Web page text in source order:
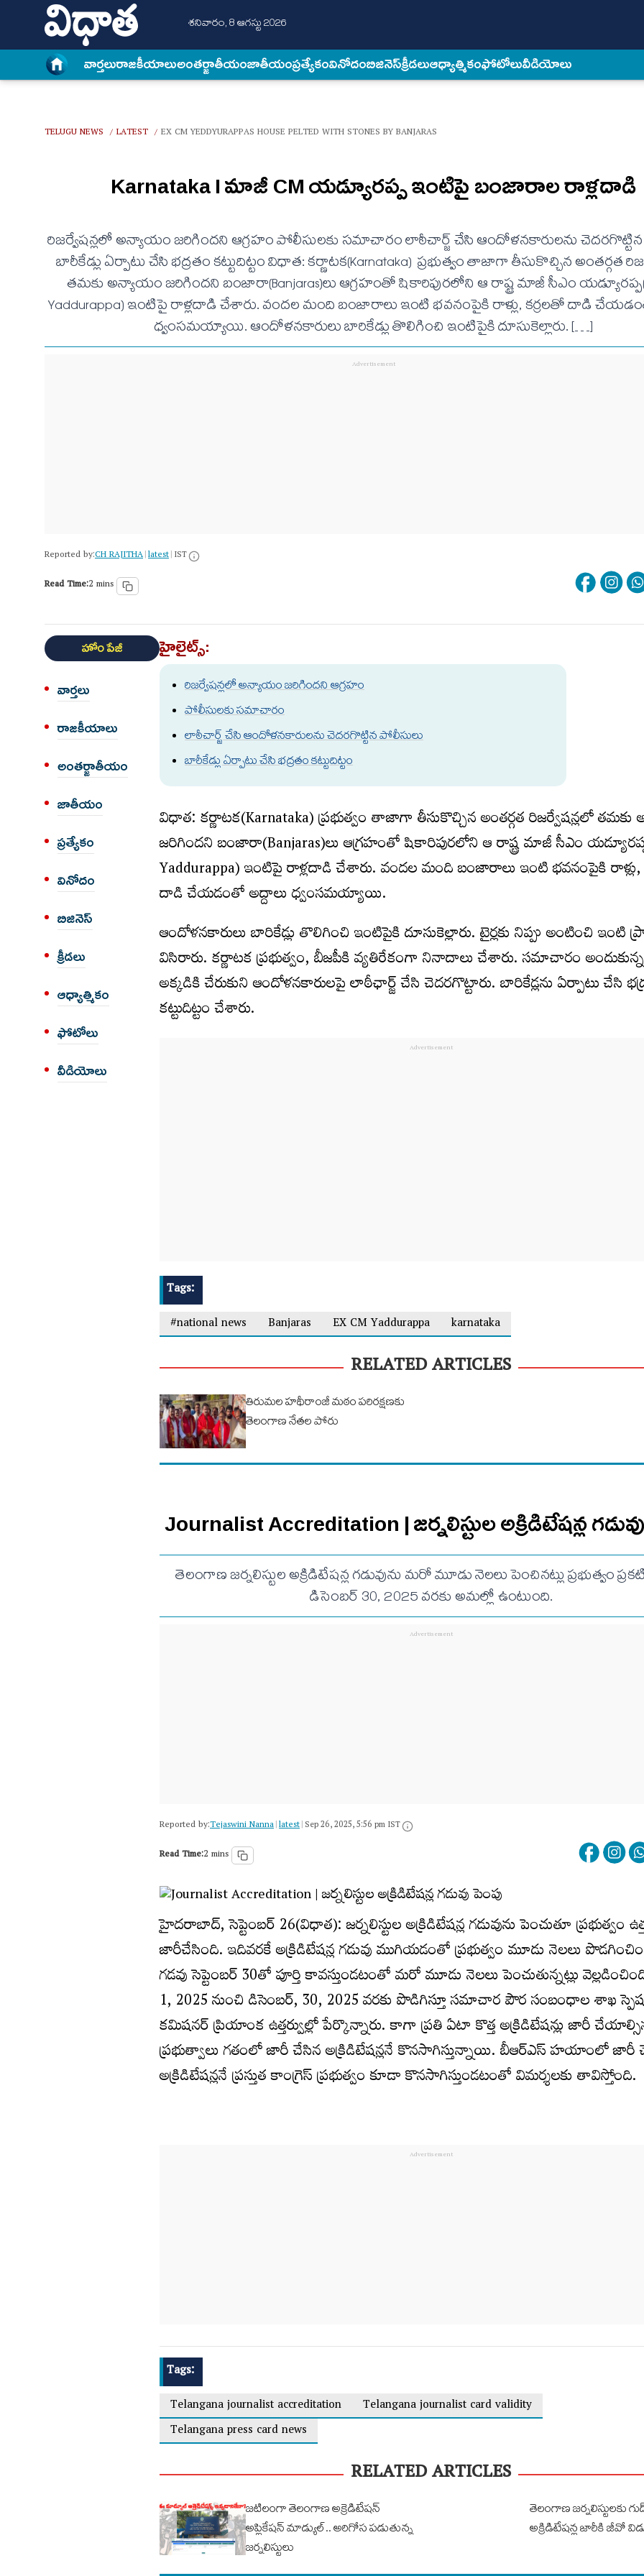
శనివారం, 8 ఆగస్టు 2026
వార్త‌లురాజకీయాలుఅంత‌ర్జాతీయంజాతీయంప్రత్యేకంవినోదంబిజినెస్క్రీడలుఆధ్యాత్మికంఫోటోలువీడియోలు
TELUGU NEWS / LATEST / EX CM YEDDYURAPPAS HOUSE PELTED WITH STONES BY BANJARAS
Karnataka I మాజీ CM య‌డ్యూర‌ప్ప ఇంటిపై బంజారాల రాళ్ల‌దాడి
రిజ‌ర్వేష‌న్ల‌లో అన్యాయం జ‌రిగింద‌ని ఆగ్ర‌హం పోలీసుల‌కు స‌మాచారం లాఠీచార్జ్ చేసి ఆందోళ‌న‌కారుల‌ను
బారీకేడ్లు ఏర్పాటు చేసి భ‌ద్ర‌తం క‌ట్టుదిట్టం విధాత‌: కర్ణాటక(Karnataka) ప్రభుత్వం తాజాగా తీసుకొచ్చిన అంతర్గత
తమకు అన్యాయం జరిగిందని బంజారా(Banjaras)లు ఆగ్రహంతో షికారిపురలోని ఆ రాష్ట్ర మాజీ సీఎం
Yaddurappa) ఇంటిపై రాళ్లదాడి చేశారు. వందల మంది బంజారాలు ఇంటి భవనంపైకి రాళ్లు, కర్రలతో దాడి
ధ్వంసమయ్యాయి. ఆందోళనకారులు బారికేడ్లు తొలిగించి ఇంటిపైకి దూసుకెల్లారు. […]
Reported by:CH RAJITHA|latest|IST
Read Time:2 mins
హోం పేజీ
వార్త‌లు
రాజకీయాలు
అంత‌ర్జాతీయం
జాతీయం
ప్రత్యేకం
వినోదం
బిజినెస్
క్రీడలు
ఆధ్యాత్మికం
ఫోటోలు
వీడియోలు
హైలైట్స్:
రిజ‌ర్వేష‌న్ల‌లో అన్యాయం జ‌రిగింద‌ని ఆగ్ర‌హం
పోలీసుల‌కు స‌మాచారం
లాఠీచార్జ్ చేసి ఆందోళ‌న‌కారుల‌ను చెద‌ర‌గొట్టిన పోలీసులు
బారీకేడ్లు ఏర్పాటు చేసి భ‌ద్ర‌తం క‌ట్టుదిట్టం
విధాత‌: కర్ణాటక(Karnataka) ప్రభుత్వం తాజాగా తీసుకొచ్చిన అంతర్గత రిజర్వేషన్లలో
జరిగిందని బంజారా(Banjaras)లు ఆగ్రహంతో షికారిపురలోని ఆ రాష్ట్ర మాజీ సీఎం
Yaddurappa) ఇంటిపై రాళ్లదాడి చేశారు. వందల మంది బంజారాలు ఇంటి భవనంపైకి
దాడి చేయడంతో అద్దాలు ధ్వంసమయ్యాయి.
ఆందోళనకారులు బారికేడ్లు తొలిగించి ఇంటిపైకి దూసుకెల్లారు. టైర్లకు నిప్పు అంటించి ఇంటి
విసిరారు. కర్ణాటక ప్రభుత్వం, బీజపీకి వ్యతిరేకంగా నినాదాలు చేశారు. సమాచారం
అక్కడికి చేరుకుని ఆందోళనకారులపై లాఠీఛార్జ్‌ చేసి చెదరగొట్టారు. బారికేడ్లను ఏర్పాటు చేసి
కట్టుదిట్టం చేశారు.
Tags:
#national news
Banjaras EX CM Yaddurappa karnataka
RELATED ARTICLES
తిరుమల హథీరాంజీ మఠం పరిరక్షణకు
తెలంగాణ నేతల పోరు
Journalist Accreditation | జర్నలిస్టుల అక్రిడిటేషన్ల
తెలంగాణ జర్నలిస్టుల అక్రిడిటేషన్ల గడువును మరో మూడు నెలలు పెంచినట్లు ప్రభుత్వం
డిసెంబర్ 30, 2025 వరకు అమల్లో ఉంటుంది.
Reported by:Tejaswini Nanna|latest|Sep 26, 2025, 5:56 pm IST
Read Time:2 mins
హైదరాబాద్, సెప్టెంబర్ 26(విధాత): జర్నలిస్టుల అక్రిడిటేషన్ల గడువును పెంచుతూ ప్రభుత్వం
జారీచేసింది. ఇదివరకే అక్రిడిటేషన్ల గడువు ముగియడంతో ప్రభుత్వం మూడు నెలలు
గడవు సెప్టెంబర్ 30తో పూర్తి కావస్తుండటంతో మరో మూడు నెలలు పెంచుతున్నట్లు
1, 2025 నుంచి డిసెంబర్, 30, 2025 వరకు పొడిగిస్తూ సమాచార పౌర సంబంధాల శాఖ
కమిషనర్ ప్రియాంక ఉత్తర్వుల్లో పేర్కొన్నారు. కాగా ప్రతి ఏటా కొత్త అక్రిడిటేషన్లు జారీ
ప్రభుత్వాలు గతంలో జారీ చేసిన అక్రిడిటేషన్లనే కొనసాగిస్తున్నాయి. బీఆర్ఎస్ హయాంలో
అక్రిడిటేషన్లనే ప్రస్తుత కాంగ్రెస్ ప్రభుత్వం కూడా కొనసాగిస్తుండటంతో విమర్శలకు తావిస్తోంది.
Tags:
Telangana journalist accreditation
Telangana journalist card validity
Telangana press card news
RELATED ARTICLES
జటిలంగా తెలంగాణ అక్రెడిటేషన్
అప్లికేషన్ మాడ్యుల్.. అరిగోస పడుతున్న
జర్నలిస్టులు
తెలంగాణ జర్నలిస్టులకు
అక్రిడిటేషన్ల జారీకి జీవో